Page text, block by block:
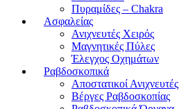
Πυραμίδες – Chakra
Ασφαλείας
Ανιχνευτές Χειρός
Μαγνητικές Πύλες
Έλεγχος Οχημάτων
Ραβδοσκοπικά
Αποστατικοί Ανιχνευτές
Βέργες Ραβδοσκοπίας